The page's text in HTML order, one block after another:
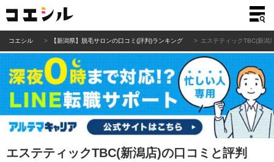
コエシル 【新潟県】脱毛サロンの口コミ(評判)ランキング エステティックTBC(新潟
エステティックTBC(新潟店)の口コミと評判